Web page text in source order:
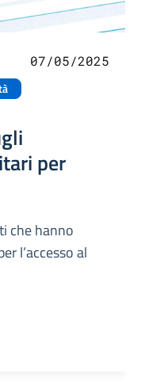
07/05/2025
per
che hanno
l’accesso al